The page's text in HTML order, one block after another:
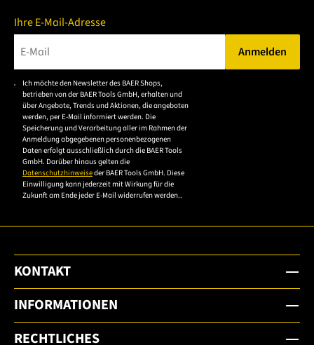
Ihre E-Mail-Adresse
Bitte geben Sie eine gültige E-Mail-Adresse ein.
Anmelden
Ich möchte den Newsletter des BAER Shops,
betrieben von der BAER Tools GmbH, erhalten und
über Angebote, Trends und Aktionen, die angeboten
werden, per E-Mail informiert werden. Die
Speicherung und Verarbeitung aller im Rahmen der
Anmeldung abgegebenen personenbezogenen
Daten erfolgt ausschließlich durch die BAER Tools
GmbH. Darüber hinaus gelten die
Datenschutzhinweiseder BAER Tools GmbH. Diese
Einwilligung kann jederzeit mit Wirkung für die
Zukunft am Ende jeder E-Mail widerrufen werden..
KONTAKT
INFORMATIONEN
RECHTLICHES